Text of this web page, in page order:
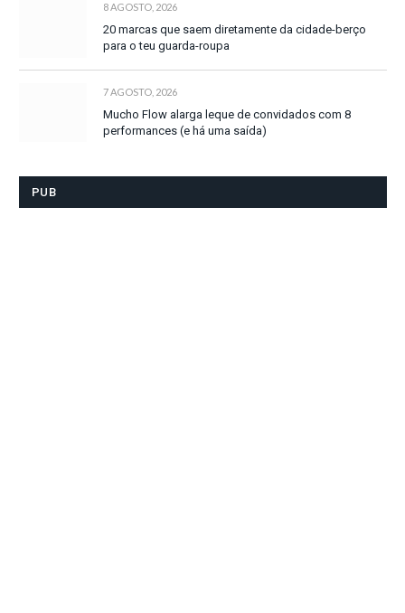
8 AGOSTO, 2026
20 marcas que saem diretamente da cidade-berço
para o teu guarda-roupa
7 AGOSTO, 2026
Mucho Flow alarga leque de convidados com 8
performances (e há uma saída)
PUB